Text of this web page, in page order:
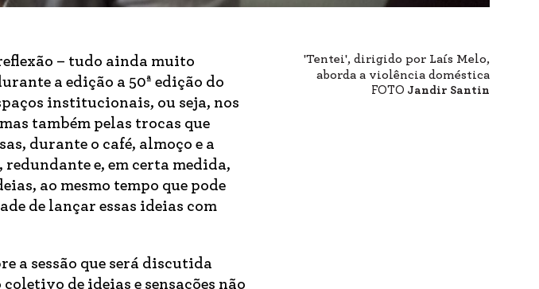
'Tentei', dirigido por Laís Melo,
aborda a violência doméstica
FOTO Jandir Santin
– tudo ainda muito
a edição a 50ª edição do
institucionais, ou seja, nos
também pelas trocas que
durante o café, almoço e a
redundante e, em certa medida,
ao mesmo tempo que pode
de lançar essas ideias com
a sessão que será discutida
de ideias e sensações não